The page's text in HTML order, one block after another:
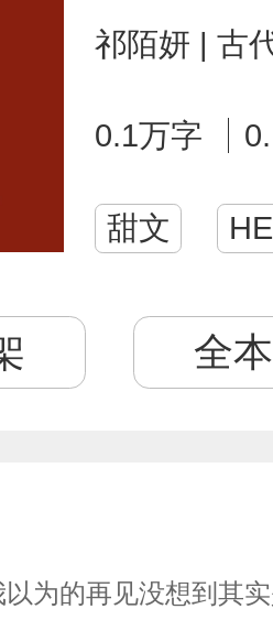
祁陌妍 | 古
0.1万字
甜文 HE
全
为的再见没想到其